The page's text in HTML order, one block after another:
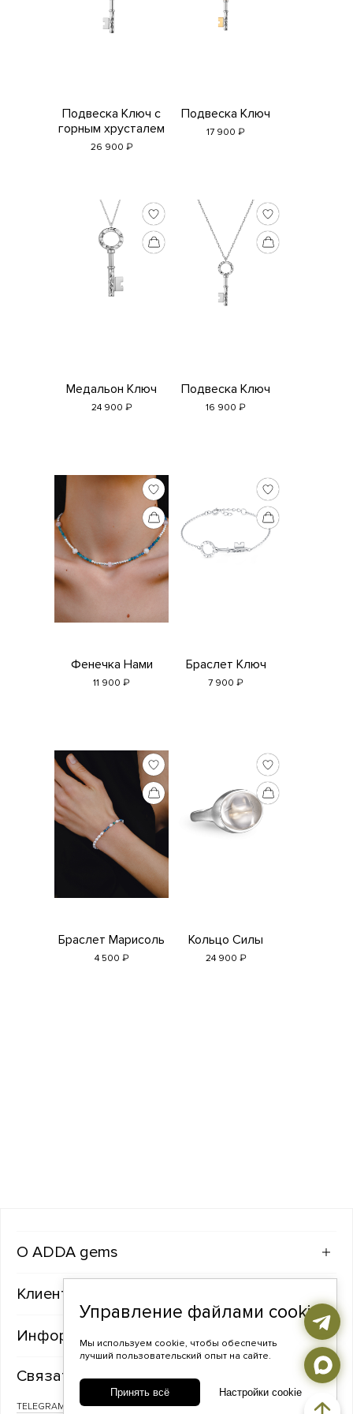
adda@addagems.ru
Подвеска Ключ с
горным хрусталем
26 900 ₽
Подвеска Ключ
17 900 ₽
Медальон Ключ
24 900 ₽
Подвеска Ключ
16 900 ₽
Фенечка Нами
11 900 ₽
Браслет Ключ
7 900 ₽
Браслет Марисоль
4 500 ₽
Кольцо Силы
24 900 ₽
ADDA gems
Клиентам
Информация
Связаться с нами
TELEGRAM ВКОНТАКТЕ
Управление файлами cookie
Мы используем cookie, чтобы обеспечить
лучший пользовательский опыт на сайте.
Принять всё Настройки cookie